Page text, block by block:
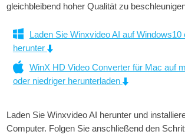
gleichbleibend hoher Qualität zu
Laden Sie Winxvideo AI auf Windows10
herunter
WinX HD Video Converter für Mac auf
oder niedriger herunterladen
Laden Sie Winxvideo AI herunter und
Computer. Folgen Sie anschließend den